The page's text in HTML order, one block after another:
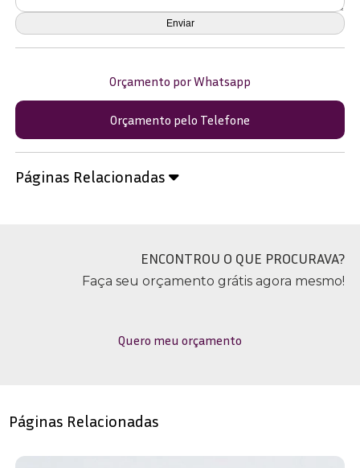
Orçamento por Whatsapp
Orçamento pelo Telefone
Páginas Relacionadas
ENCONTROU O QUE PROCURAVA?
Faça seu orçamento grátis agora mesmo!
Quero meu orçamento
Páginas Relacionadas